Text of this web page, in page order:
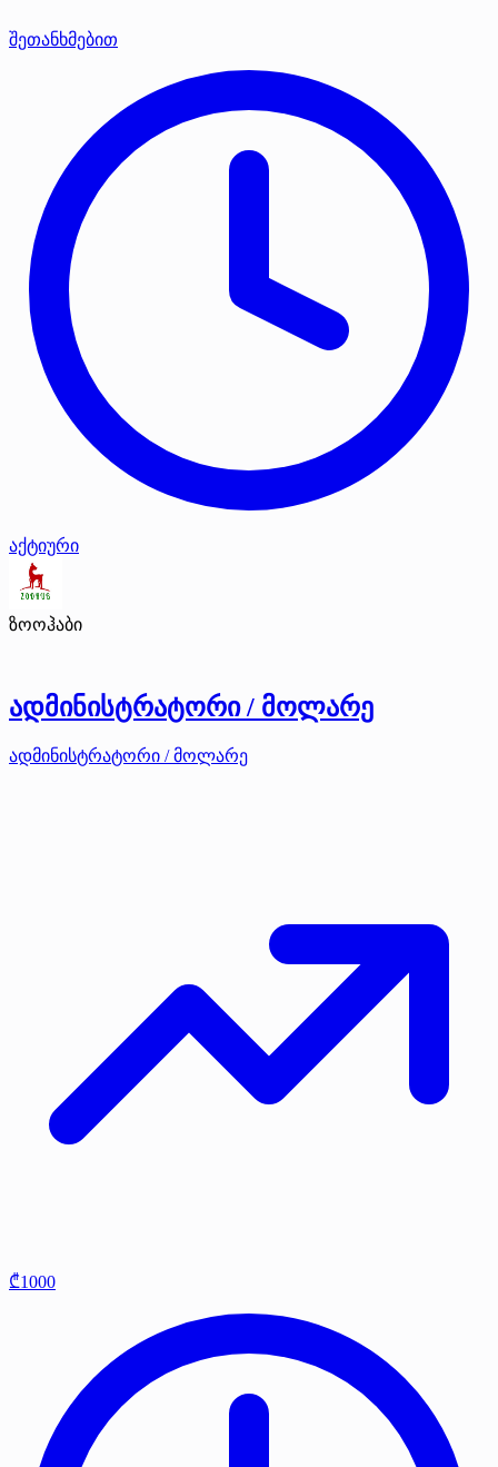
შეთანხმებით
აქტიური
ზოოჰაბი
ადმინისტრატორი / მოლარე
ადმინისტრატორი / მოლარე
₾1000